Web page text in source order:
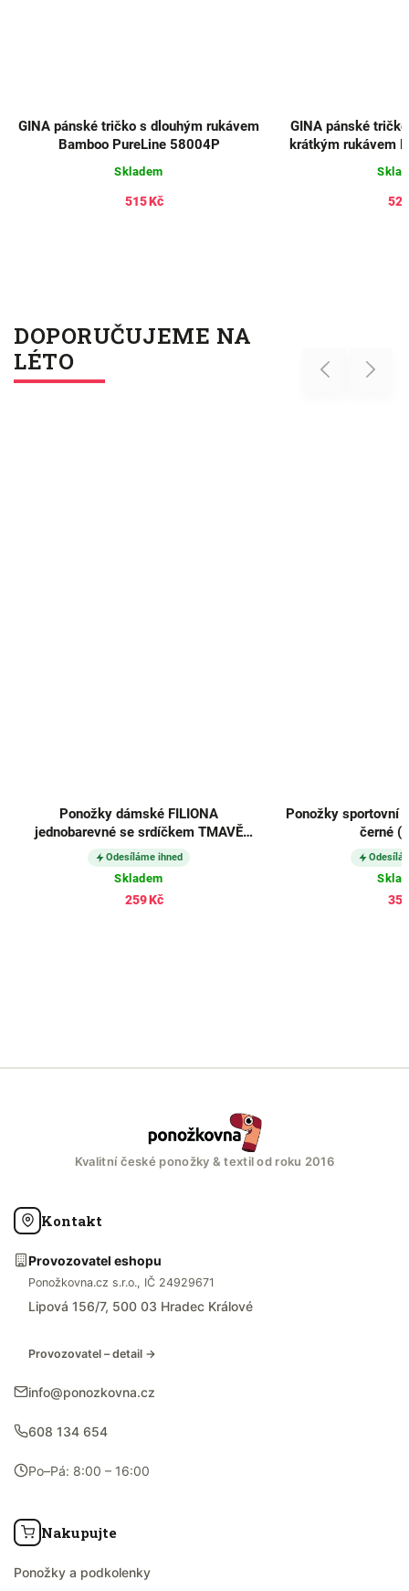
GINA pánské tričko s dlouhým rukávem
Bamboo PureLine 58004P
Skladem
515 Kč
GINA pánské
krátkým rukávem
DOPORUČUJEME NA
LÉTO
Previous
Ponožky dámské FILIONA
jednobarevné se srdíčkem TMAVĚ
MODRÉ (3 páry)
Odesíláme ihned
Skladem
259 Kč
Ponožky sportovní
černé
Next
Kvalitní české ponožky & textil od roku 2016
Kontakt
Provozovatel eshopu
Ponožkovna.cz s.r.o., IČ 24929671
Lipová 156/7, 500 03 Hradec Králové
Provozovatel – detail →
info@ponozkovna.cz
608 134 654
Po–Pá: 8:00 – 16:00
Nakupujte
Ponožky a podkolenky